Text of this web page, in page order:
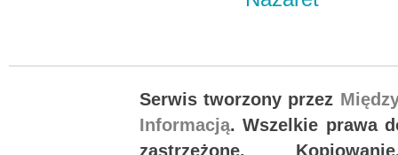
Serwis tworzony przez
Informacją. Wszelkie prawa
zastrzeżone.